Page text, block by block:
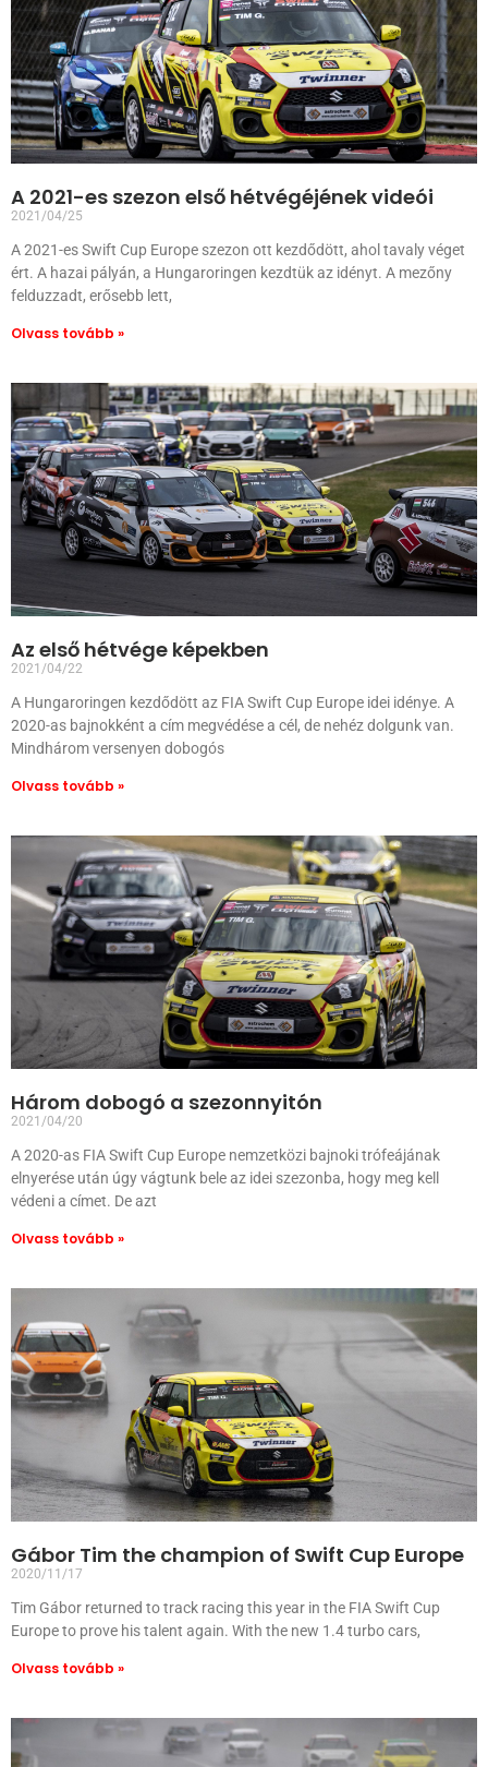
A 2021-es szezon első hétvégéjének videói
2021/04/25
A 2021-es Swift Cup Europe szezon ott kezdődött, ahol tavaly véget
ért. A hazai pályán, a Hungaroringen kezdtük az idényt. A mezőny
felduzzadt, erősebb lett,
Olvass tovább »
Az első hétvége képekben
2021/04/22
A Hungaroringen kezdődött az FIA Swift Cup Europe idei idénye. A
2020-as bajnokként a cím megvédése a cél, de nehéz dolgunk van.
Mindhárom versenyen dobogós
Olvass tovább »
Három dobogó a szezonnyitón
2021/04/20
A 2020-as FIA Swift Cup Europe nemzetközi bajnoki trófeájának
elnyerése után úgy vágtunk bele az idei szezonba, hogy meg kell
védeni a címet. De azt
Olvass tovább »
Gábor Tim the champion of Swift Cup Europe
2020/11/17
Tim Gábor returned to track racing this year in the FIA ​​Swift Cup
Europe to prove his talent again. With the new 1.4 turbo cars,
Olvass tovább »